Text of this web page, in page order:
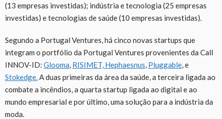
(13 empresas investidas); indústria e tecnologia (25 empresas
investidas) e tecnologias de saúde (10 empresas investidas).
Segundo a Portugal Ventures, há cinco novas startups que
integram o portfólio da Portugal Ventures provenientes da Call
INNOV-ID: Glooma, RISIMET, Hephaesnus, Pluggable, e
Stokedge.A duas primeiras da área da saúde, a terceira ligada ao
combate a incêndios, a quarta startup ligada ao digital e ao
mundo empresarial e por último, uma solução para a indústria da
moda.